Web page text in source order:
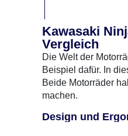
Kawasaki
Vergleich
Die Welt der
Beispiel dafür. In
Beide Motorräder
machen.
Design und